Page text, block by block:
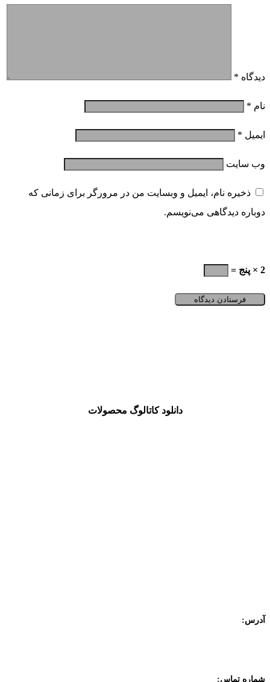
دیدگاه *
نام *
ایمیل *
وب‌ سایت
ذخیره نام، ایمیل و وبسایت من در مرورگر برای زمانی که
دوباره دیدگاهی می‌نویسم.
2 × پنج =
دانلود کاتالوگ محصولات
آدرس:
شماره تماس: